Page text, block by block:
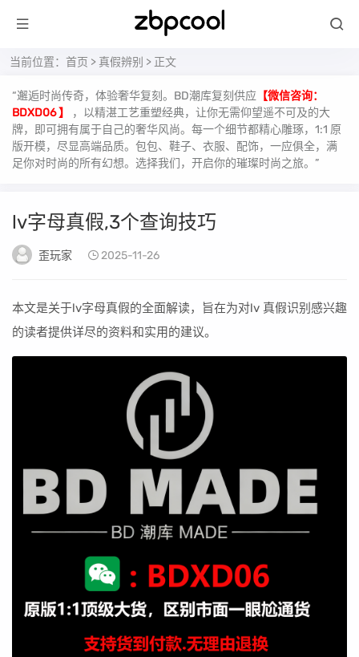
当前位置： 首页 > 真假辨别 > 正文
“邂逅时尚传奇，体验奢华复刻。BD潮库复刻供应 【微信咨询：
BDXD06 】
，以精湛工艺重塑经典，让你无需仰望遥不可及的大
牌，即可拥有属于自己的奢华风尚。每一个细节都精心雕琢，1:1 原
版开模，尽显高端品质。包包、鞋子、衣服、配饰，一应俱全，满
足你对时尚的所有幻想。选择我们，开启你的璀璨时尚之旅。”
lv字母真假,3个查询技巧
歪玩家 2025-11-26
本文是关于lv字母真假的全面解读，旨在为对lv 真假识别感兴趣
的读者提供详尽的资料和实用的建议。